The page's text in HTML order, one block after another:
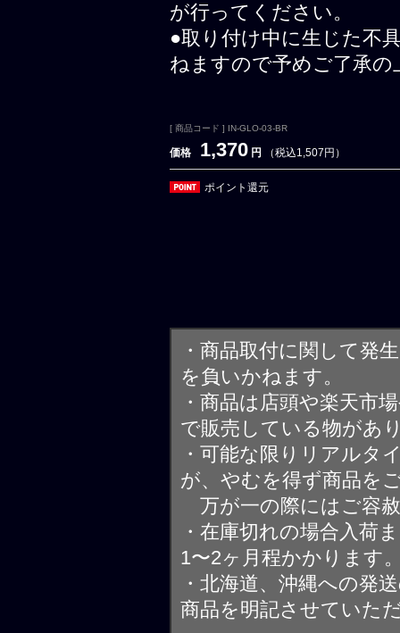
が行ってください。
●取り付け中に生じた不
ねますので予めご了承
[ 商品コード ] IN-GLO-03-BR
価格 1,370 円 （税込1,507円）
ポイント還元
・商品取付に関して発
を負いかねます。
・商品は店頭や楽天市
で販売している物があ
・可能な限りリアルタ
が、やむを得ず商品を
万が一の際にはご容
・在庫切れの場合入荷
1〜2ヶ月程かかります
・北海道、沖縄への発
商品を明記させていた